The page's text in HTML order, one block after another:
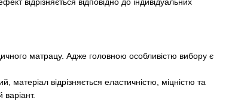
відрізняється відповідно до індивідуальних
матрацу. Адже головною особливістю вибору є
відрізняється еластичністю, міцністю та